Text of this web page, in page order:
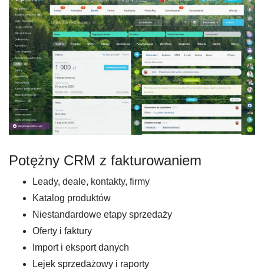
Potężny CRM z fakturowaniem
Leady, deale, kontakty, firmy
Katalog produktów
Niestandardowe etapy sprzedaży
Oferty i faktury
Import i eksport danych
Lejek sprzedażowy i raporty